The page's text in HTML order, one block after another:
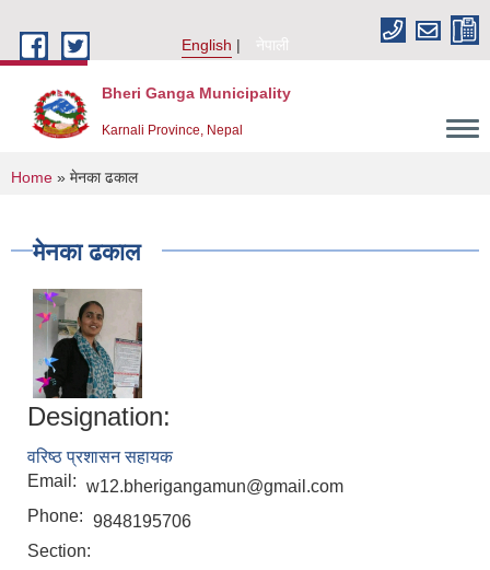
English
नेपाली
Bheri Ganga Municipality
Karnali Province, Nepal
You are here
Home » मेनका ढकाल
मेनका ढकाल
Designation:
वरिष्ठ प्रशासन सहायक
Email: w12.bherigangamun@gmail.com
Phone: 9848195706
Section: